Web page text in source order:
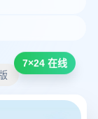
7×24 在线